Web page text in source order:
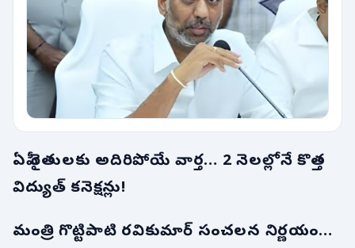
ఏపీ రైతులకు అదిరిపోయే వార్త… 2 నెలల్లోనే కొత్త
విద్యుత్ కనెక్షన్లు!
మంత్రి గొట్టిపాటి రవికుమార్ సంచలన నిర్ణయం…